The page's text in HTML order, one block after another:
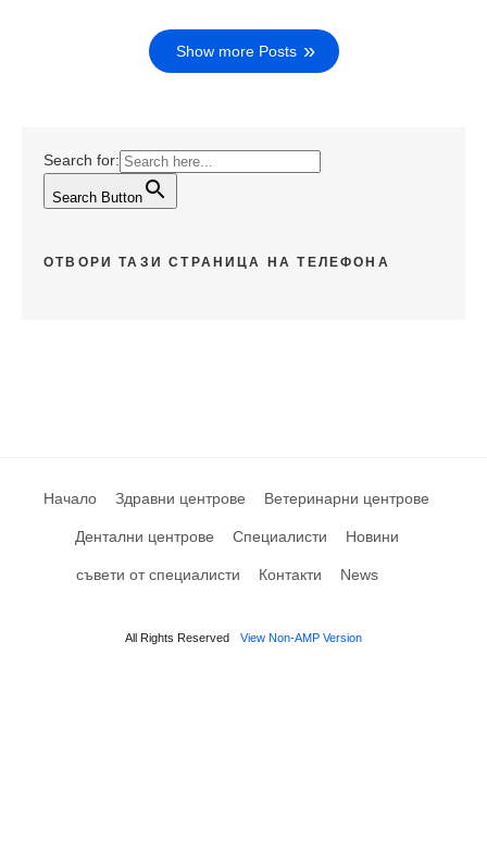
Show more Posts
Search for:
Search Button
ОТВОРИ ТАЗИ СТРАНИЦА НА ТЕЛЕФОНА
Начало Здравни центрове Ветеринарни центрове
Дентални центрове Специалисти Новини
съвети от специалисти Контакти News
All Rights Reserved View Non-AMP Version